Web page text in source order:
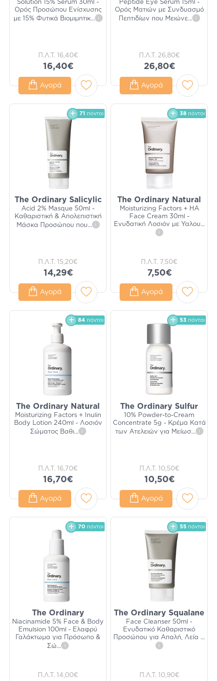
Solution 15% Serum 30ml -
Ορός Προσώπου Ενίσχυσης
με 15% Φυτικά Βιομιμητικ... i
Π.Λ.Τ. 16,40€
16,40€
Αγορά
Peptide Eye Serum 15ml -
Ορός Ματιών με Συνδυασμό
Πεπτιδίων που Μειώνε... i
Π.Λ.Τ. 26,80€
26,80€
Αγορά
71 πόντοι
The Ordinary Salicylic
Acid 2% Masque 50ml -
Καθαριστική & Απολεπιστική
Μάσκα Προσώπου που... i
Π.Λ.Τ. 15,20€
14,29€
Αγορά
38 πόντοι
The Ordinary Natural
Moisturizing Factors + HA
Face Cream 30ml -
Ενυδατική Λοσιόν με Υαλου...
i
Π.Λ.Τ. 7,50€
7,50€
Αγορά
84 πόντοι
The Ordinary Natural
Moisturizing Factors + Inulin
Body Lotion 240ml - Λοσιόν
Σώματος Βαθι... i
Π.Λ.Τ. 16,70€
16,70€
Αγορά
53 πόντοι
The Ordinary Sulfur
10% Powder-to-Cream
Concentrate 5g - Κρέμα Κατά
των Ατελειών για Μείωσ... i
Π.Λ.Τ. 10,50€
10,50€
Αγορά
70 πόντοι
The Ordinary
Niacinamide 5% Face & Body
Emulsion 100ml - Ελαφρύ
Γαλάκτωμα για Πρόσωπο &
Σώ... i
Π.Λ.Τ. 14,00€
55 πόντοι
The Ordinary Squalane
Face Cleanser 50ml -
Ενυδατικό Καθαριστικό
Προσώπου για Απαλή, Λεία ...
i
Π.Λ.Τ. 10,90€